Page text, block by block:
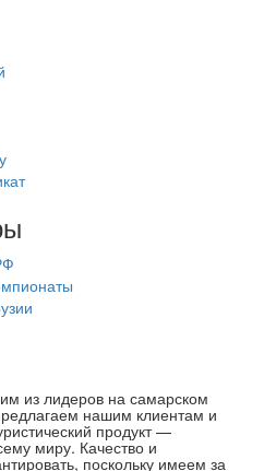
из лидеров на самарском
нашим клиентам и
продукт —
миру. Качество и
поскольку имеем за